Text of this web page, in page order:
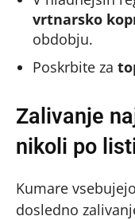
vrtnarsko
obdobju.
Poskrbite za
Zalivanje
nikoli po
Kumare
dosledno